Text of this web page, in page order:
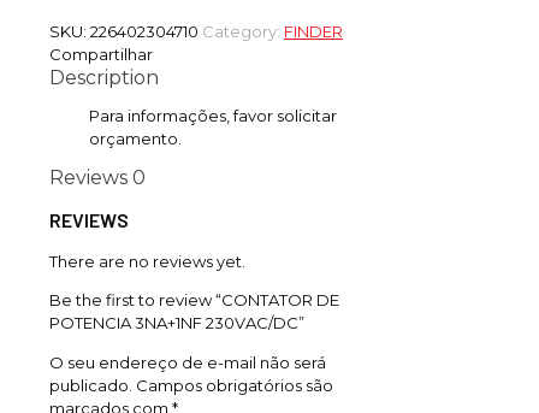
SKU: 226402304710 Category: FINDER
Compartilhar
Description
Para informações, favor solicitar
orçamento.
Reviews 0
REVIEWS
There are no reviews yet.
Be the first to review “CONTATOR DE
POTENCIA 3NA+1NF 230VAC/DC”
O seu endereço de e-mail não será
publicado. Campos obrigatórios são
marcados com *